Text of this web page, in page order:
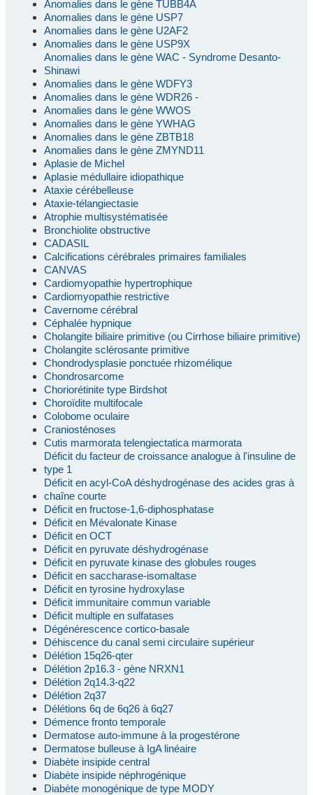
Anomalies dans le gène TUBB4A
Anomalies dans le gène USP7
Anomalies dans le gène U2AF2
Anomalies dans le gène USP9X
Anomalies dans le gène WAC - Syndrome Desanto-
Shinawi
Anomalies dans le gène WDFY3
Anomalies dans le gène WDR26 -
Anomalies dans le gène WWOS
Anomalies dans le gène YWHAG
Anomalies dans le gène ZBTB18
Anomalies dans le gène ZMYND11
Aplasie de Michel
Aplasie médullaire idiopathique
Ataxie cérébelleuse
Ataxie-télangiectasie
Atrophie multisystématisée
Bronchiolite obstructive
CADASIL
Calcifications cérébrales primaires familiales
CANVAS
Cardiomyopathie hypertrophique
Cardiomyopathie restrictive
Cavernome cérébral
Céphalée hypnique
Cholangite biliaire primitive (ou Cirrhose biliaire primitive)
Cholangite sclérosante primitive
Chondrodysplasie ponctuée rhizomélique
Chondrosarcome
Choriorétinite type Birdshot
Choroïdite multifocale
Colobome oculaire
Craniosténoses
Cutis marmorata telengiectatica marmorata
Déficit du facteur de croissance analogue à l'insuline de
type 1
Déficit en acyl-CoA déshydrogénase des acides gras à
chaîne courte
Déficit en fructose-1,6-diphosphatase
Déficit en Mévalonate Kinase
Déficit en OCT
Déficit en pyruvate déshydrogénase
Déficit en pyruvate kinase des globules rouges
Déficit en saccharase-isomaltase
Déficit en tyrosine hydroxylase
Déficit immunitaire commun variable
Déficit multiple en sulfatases
Dégénérescence cortico-basale
Déhiscence du canal semi circulaire supérieur
Délétion 15q26-qter
Délétion 2p16.3 - gène NRXN1
Délétion 2q14.3-q22
Délétion 2q37
Délétions 6q de 6q26 à 6q27
Démence fronto temporale
Dermatose auto-immune à la progestérone
Dermatose bulleuse à IgA linéaire
Diabète insipide central
Diabète insipide néphrogénique
Diabète monogénique de type MODY